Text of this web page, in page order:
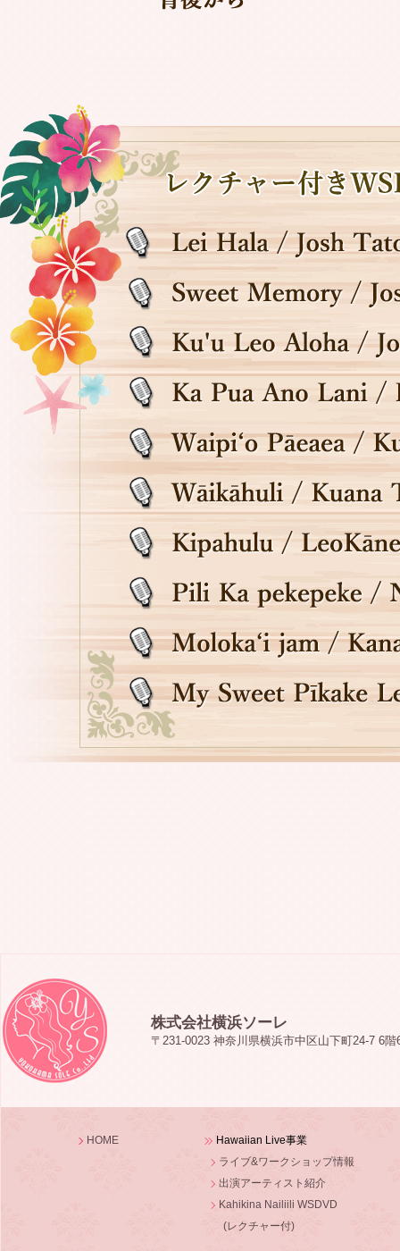
株式会社横浜ソーレ
〒231-0023 神奈川県横浜市中区山下町24-7 6階
HOME
Hawaiian Live事業
ライブ&ワークショップ情報
出演アーティスト紹介
Kahikina Nailiili WSDVD
(レクチャー付)